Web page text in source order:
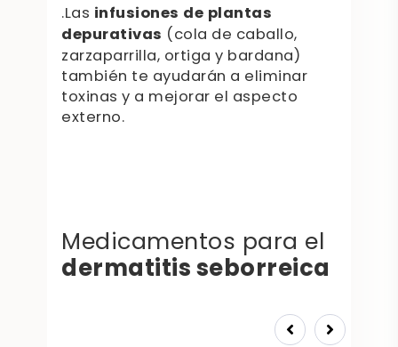
.Las infusiones de plantas
depurativas (cola de caballo,
zarzaparrilla, ortiga y bardana)
también te ayudarán a eliminar
toxinas y a mejorar el aspecto
externo.
Medicamentos para el
dermatitis seborreica
Prev Next